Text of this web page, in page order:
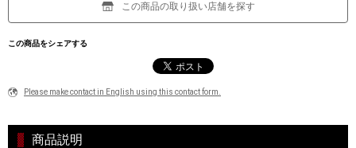
この商品の取り扱い店舗を探す
この商品をシェアする
Please make contact in English using this contact form.
商品説明